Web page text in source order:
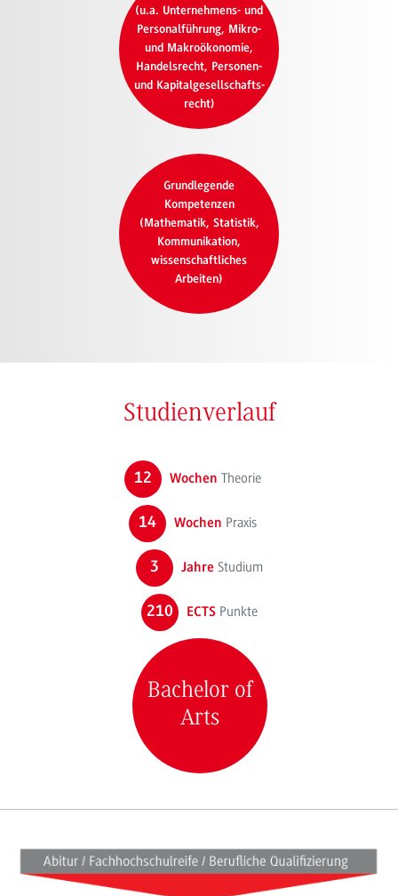
(u.a. Unternehmens- und
Personalführung, Mikro-
und Makroökonomie,
Handelsrecht, Personen-
und Kapitalgesellschafts-
recht)
Grundlegende
Kompetenzen
(Mathematik, Statistik,
Kommunikation,
wissenschaftliches
Arbeiten)
Studienverlauf
12 Wochen Theorie
14 Wochen Praxis
3 Jahre Studium
210 ECTS Punkte
Bachelor of
Arts